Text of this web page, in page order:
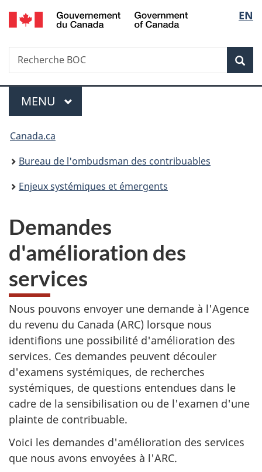
Passer
au
Passer
à
du
Passer
à
simplifiée
de
la
EN
Recherche
Recherche
BOC
Menu
MENU PRINCIPAL
Vous
êtes
ici :
Canada.ca
Bureau de l'ombudsman des contribuables
Enjeux systémiques et émergents
Demandes
d'amélioration des
services
Nous pouvons envoyer une demande à l'Agence
du revenu du Canada (ARC) lorsque nous
identifions une possibilité d'amélioration des
services. Ces demandes peuvent découler
d'examens systémiques, de recherches
systémiques, de questions entendues dans le
cadre de la sensibilisation ou de l'examen d'une
plainte de contribuable.
Voici les demandes d'amélioration des services
que nous avons envoyées à l'ARC.